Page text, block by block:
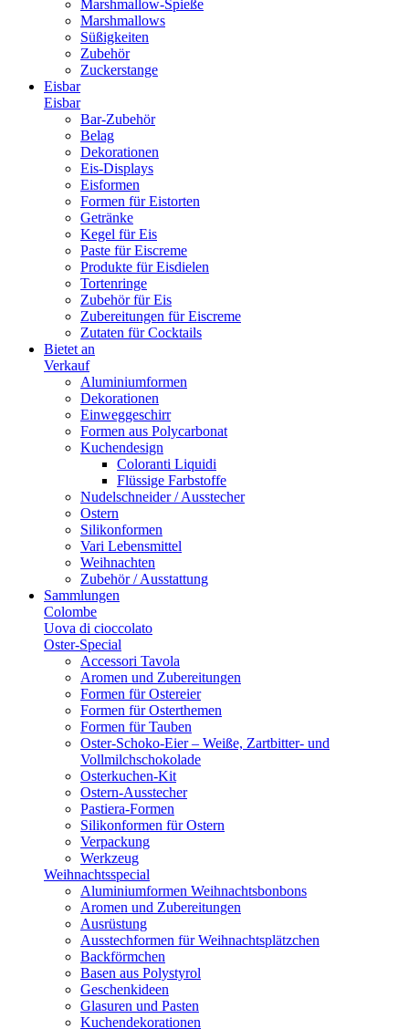
Marshmallow-Spieße
Marshmallows
Süßigkeiten
Zubehör
Zuckerstange
Eisbar
Eisbar
Bar-Zubehör
Belag
Dekorationen
Eis-Displays
Eisformen
Formen für Eistorten
Getränke
Kegel für Eis
Paste für Eiscreme
Produkte für Eisdielen
Tortenringe
Zubehör für Eis
Zubereitungen für Eiscreme
Zutaten für Cocktails
Bietet an
Verkauf
Aluminiumformen
Dekorationen
Einweggeschirr
Formen aus Polycarbonat
Kuchendesign
Coloranti Liquidi
Flüssige Farbstoffe
Nudelschneider / Ausstecher
Ostern
Silikonformen
Vari Lebensmittel
Weihnachten
Zubehör / Ausstattung
Sammlungen
Colombe
Uova di cioccolato
Oster-Special
Accessori Tavola
Aromen und Zubereitungen
Formen für Ostereier
Formen für Osterthemen
Formen für Tauben
Oster-Schoko-Eier – Weiße, Zartbitter- und
Vollmilchschokolade
Osterkuchen-Kit
Ostern-Ausstecher
Pastiera-Formen
Silikonformen für Ostern
Verpackung
Werkzeug
Weihnachtsspecial
Aluminiumformen Weihnachtsbonbons
Aromen und Zubereitungen
Ausrüstung
Ausstechformen für Weihnachtsplätzchen
Backförmchen
Basen aus Polystyrol
Geschenkideen
Glasuren und Pasten
Kuchendekorationen